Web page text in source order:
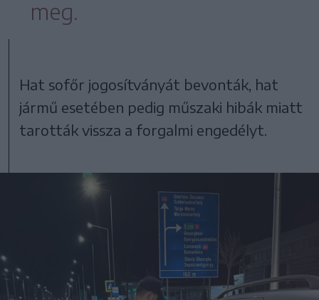
meg.
Hat sofőr jogosítványát bevonták, hat
jármű esetében pedig műszaki hibák miatt
tarották vissza a forgalmi engedélyt.